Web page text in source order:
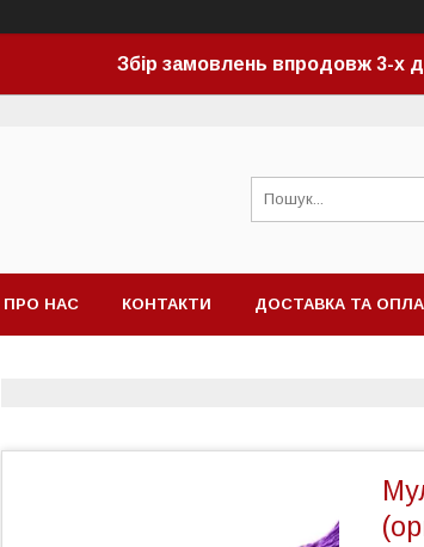
Збір замовлень впродовж 3-х
ПРО НАС КОНТАКТИ ДОСТАВКА ТА